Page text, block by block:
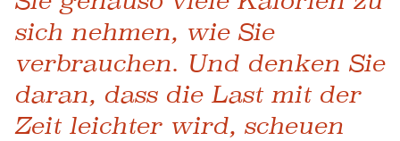
sich nehmen, wie Sie
verbrauchen. Und denken Sie
daran, dass die Last mit der
Zeit leichter wird, scheuen